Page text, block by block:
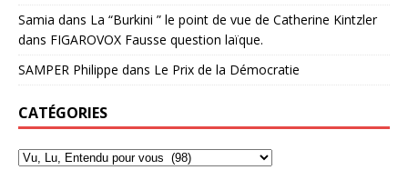
Samia dans La “Burkini ” le point de vue de Catherine Kintzler
dans FIGAROVOX Fausse question laïque.
SAMPER Philippe dans Le Prix de la Démocratie
CATÉGORIES